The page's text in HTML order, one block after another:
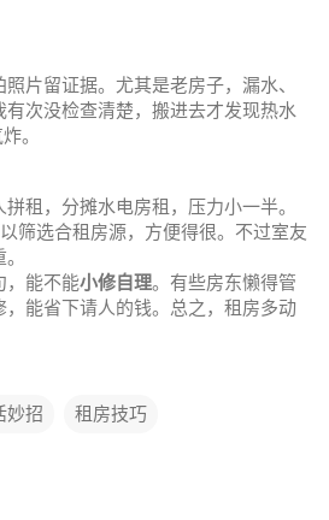
片留证据。尤其是老房子，漏水、
次没检查清楚，搬进去才发现热水
。
租，分摊水电房租，压力小一半。
筛选合租房源，方便得很。不过室友
，能不能小修自理。有些房东懒得管
能省下请人的钱。总之，租房多动
妙招 租房技巧